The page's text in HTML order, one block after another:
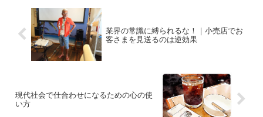
らどうですか？迷いますよね。それは自
分がない状態です。自信が持てない、そ
業界の常識に縛られるな！｜小売店でお
客さまを見送るのは逆効果
現代社会で仕合わせになるための心の使
い方